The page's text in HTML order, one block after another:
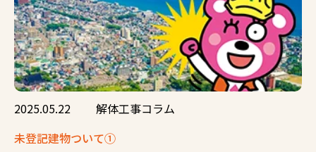
2025.05.22
解体工事コラム
未登記建物ついて①